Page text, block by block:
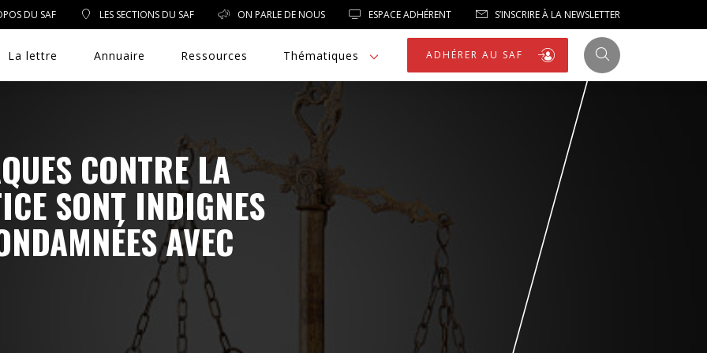
DU SAF LES SECTIONS DU SAF ON PARLE DE NOUS ESPACE ADHÉRENT S’INSCRIRE À LA NEWSLETTER
La lettre Annuaire Ressources Thématiques ADHÉRER AU SAF
DROIT PUBLIC
DROIT SOCIAL
ENVIRONNEMENT/SANTÉ
EVÈNEMENTS
EXERCICE PROFESSIONNEL
LIBERTÉS
LIBERTÉS PUBLIQUES
LOGEMENT
NOTRE HOMMAGE
CONTRE LA
SONT INDIGNES
AVEC